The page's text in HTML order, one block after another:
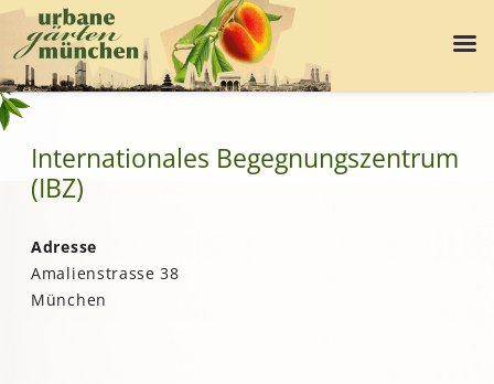
Internationales Begegnungszentrum
(IBZ)
Adresse
Amalienstrasse 38
München